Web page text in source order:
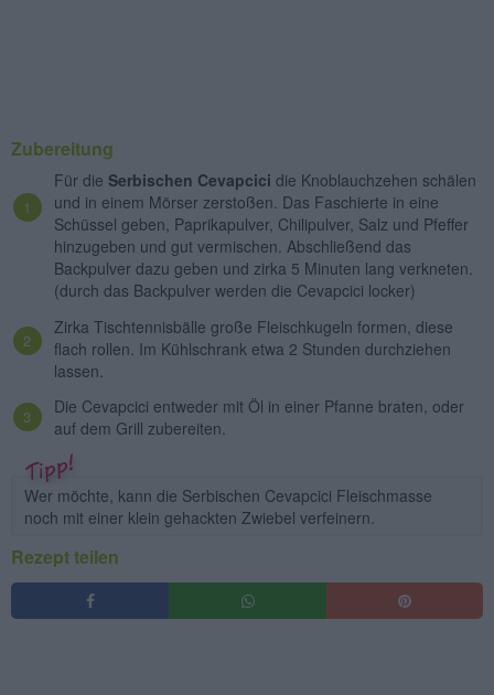
Zubereitung
Für die Serbischen Cevapcici die Knoblauchzehen schälen
und in einem Mörser zerstoßen. Das Faschierte in eine
Schüssel geben, Paprikapulver, Chilipulver, Salz und Pfeffer
hinzugeben und gut vermischen. Abschließend das
Backpulver dazu geben und zirka 5 Minuten lang verkneten.
(durch das Backpulver werden die Cevapcici locker)
Zirka Tischtennisbälle große Fleischkugeln formen, diese
flach rollen. Im Kühlschrank etwa 2 Stunden durchziehen
lassen.
Die Cevapcici entweder mit Öl in einer Pfanne braten, oder
auf dem Grill zubereiten.
Wer möchte, kann die Serbischen Cevapcici Fleischmasse
noch mit einer klein gehackten Zwiebel verfeinern.
Rezept teilen